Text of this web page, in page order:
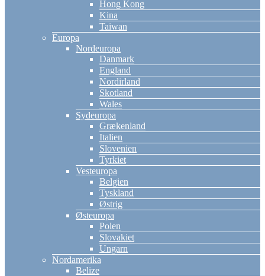
Hong Kong
Kina
Taiwan
Europa
Nordeuropa
Danmark
England
Nordirland
Skotland
Wales
Sydeuropa
Grækenland
Italien
Slovenien
Tyrkiet
Vesteuropa
Belgien
Tyskland
Østrig
Østeuropa
Polen
Slovakiet
Ungarn
Nordamerika
Belize